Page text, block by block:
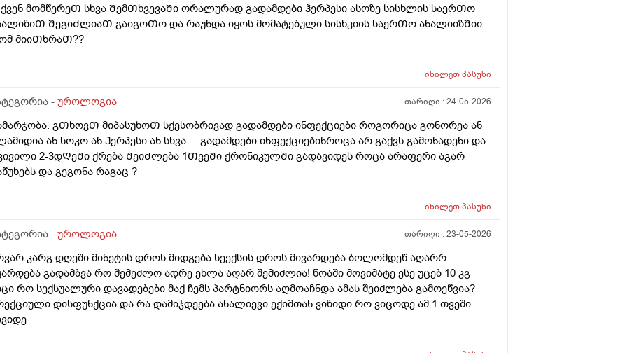
მომწერეᲗ სხვა ᲨემᲗხვევაᲨი ორალურად გადამდები ჰერპესი ასოზე სისხლის საერᲗო
ᲨეგიᲫლიაᲗ გაიგოᲗო და რაუნდა იყოს მომატებული სისხკიის საერᲗო ანალიიზᲨიი
მიიᲗხრაᲗ??
იხილეთპასუხი
- უროლოგია თარიღი :24-05-2026
გᲗხოვᲗ მიპასუხოᲗ სქესობრივად გადამდები ინფექციები როგორიცა გონორეა ან
ან სოკო ან ჰერპესი ან სხვა.... გადამდები ინფექციებინროცა არ გაქვს გამონადენი და
2-3დᲦეᲨი ქრება ᲨეიᲫლება 1ᲗვეᲨი ქრონიკულᲨი გადავიდეს როცა არაფერი აგარ
და გეგონა რაგაც ?
იხილეთპასუხი
- უროლოგია თარიღი :23-05-2026
კარგ დღეში მინეტის დროს მიდგება სეექსის დროს მივარდება ბოლომდეწ აღარრ
გადამბვა რო შემეძლო ადრე ეხლა აღარ შემიძლია! წოაში მოვიმატე ესე უცებ 10 კგ
რო სექსუალური დავადებები მაქ ჩემს პარტნიორს აღმოაჩნდა ამას შეიძლება გამოეწვია?
დისფუნქცია და რა დამიჯდეება ანალიევი ექიმთან ვიზიდი რო ვიცოდე ამ 1 თვეში